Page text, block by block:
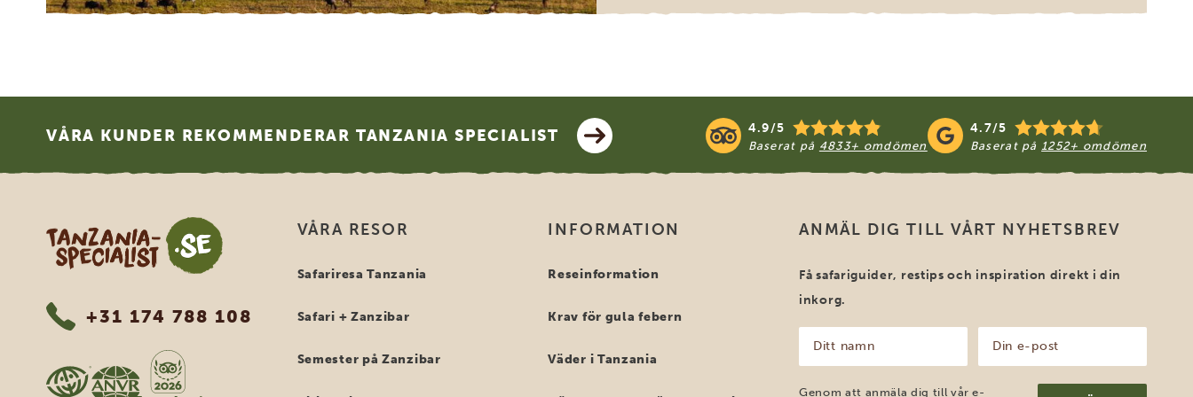
VÅRA KUNDER REKOMMENDERAR TANZANIA SPECIALIST 4.9/5
Baserat på 4833+ omdömen
4.7/5
Baserat på 1252+ omdömen
Tanzania Specialist
+31 174 788 108
VÅRA RESOR
Safariresa Tanzania
Safari + Zanzibar
Semester på Zanzibar
INFORMATION
Reseinformation
Krav för gula febern
Väder i Tanzania
ANMÄL DIG TILL VÅRT NYHETSBREV
Få safariguider, restips och inspiration direkt i din
inkorg.
namn
(Obligatoriskt)
post
(Obligatoriskt)
Genom att anmäla dig till vår e-